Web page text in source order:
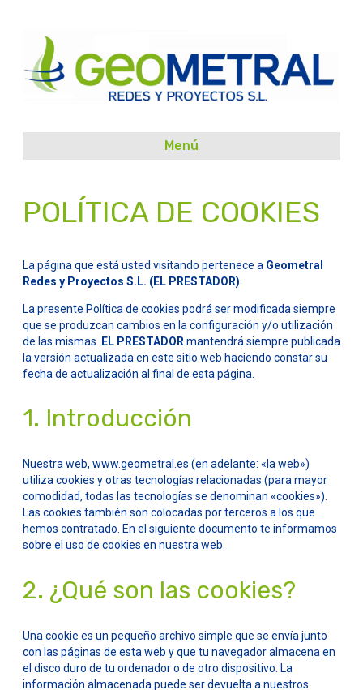
Menú
POLÍTICA DE COOKIES
La página que está usted visitando pertenece a Geometral
Redes y Proyectos S.L. (EL PRESTADOR)
La presente Política de cookies podrá ser modificada siempre
que se produzcan cambios en la configuración y/o utilización
de las mismas. EL PRESTADOR mantendrá siempre publicada
la versión actualizada en este sitio web haciendo constar su
fecha de actualización al final de esta página.
1. Introducción
Nuestra web, www.geometral.es (en adelante: «la web»)
utiliza cookies y otras tecnologías relacionadas (para mayor
comodidad, todas las tecnologías se denominan «cookies»).
Las cookies también son colocadas por terceros a los que
hemos contratado. En el siguiente documento te informamos
sobre el uso de cookies en nuestra web.
2. ¿Qué son las cookies?
Una cookie es un pequeño archivo simple que se envía junto
con las páginas de esta web y que tu navegador almacena en
el disco duro de tu ordenador o de otro dispositivo. La
información almacenada puede ser devuelta a nuestros